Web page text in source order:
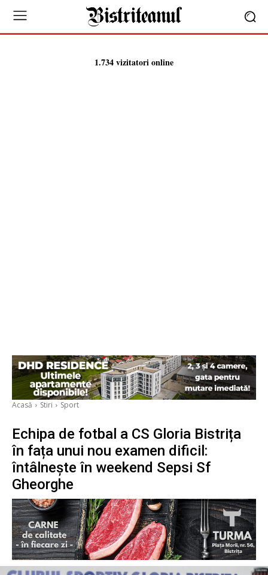
1.734 vizitatori online
Acasă Stiri Sport
Echipa de fotbal a CS Gloria Bistrița
în fața unui nou examen dificil:
întâlnește în weekend Sepsi Sf
Gheorghe